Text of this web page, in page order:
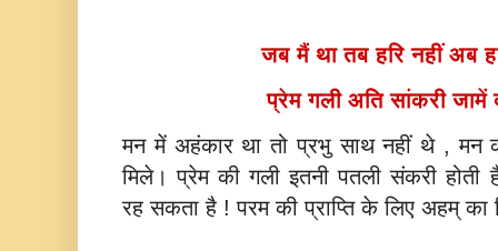
जब मैं था तब हरि नहीं अब
प्रेम गली अति सांकरी जामें
मन में अहंकार था तो प्रभु साथ नहीं थे , मन
मिले। प्रेम की गली इतनी पतली संकरी
रह सकता है ! परम की प्राप्ति के लिए अहम्